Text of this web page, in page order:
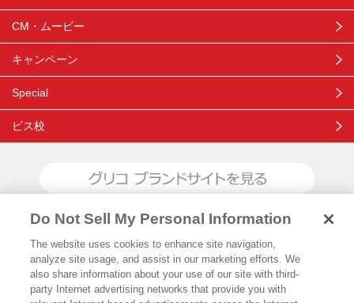
CM・ムービー
キャンペーン
Special
ビス校
Glicoからの最新情報を受け取る
Glicoホーム お問い合わせ プライバシーポリシー
Do Not Sell My Personal Information
The website uses cookies to enhance site navigation,
analyze site usage, and assist in our marketing efforts. We
also share information about your use of our site with third-
party Internet advertising networks that provide you with